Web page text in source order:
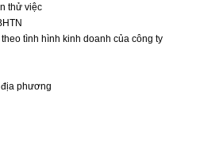
thử việc
tình hình kinh doanh của công ty
phương